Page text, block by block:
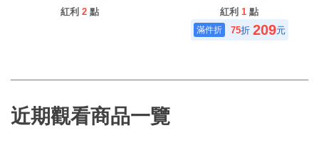
紅利 2 點
紅利 1 點
75折 209元
近期觀看商品一覽